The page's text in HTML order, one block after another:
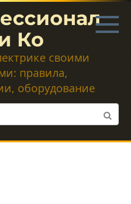
Ко
своими
правила,
оборудование